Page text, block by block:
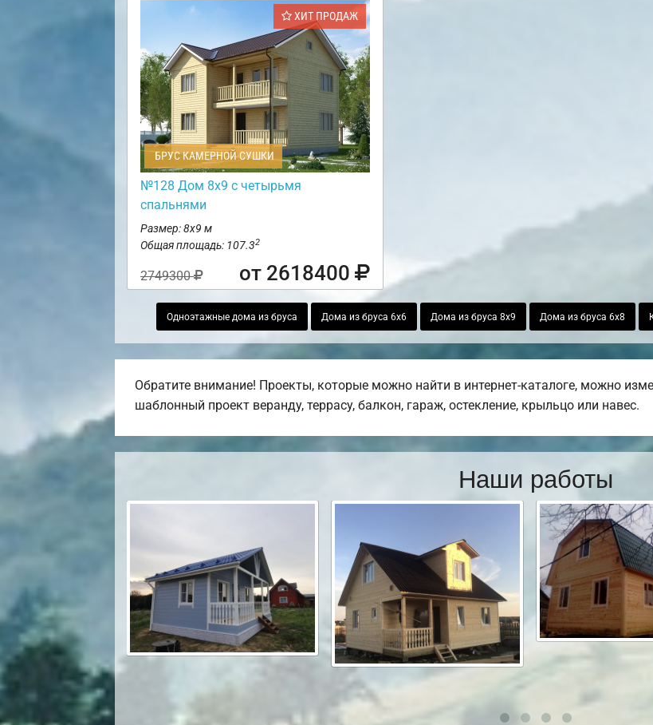
ХИТ ПРОДАЖ
БРУС КАМЕРНОЙ СУШКИ
№128 Дом 8х9 с четырьмя
спальнями
Размер: 8х9 м
Общая площадь: 107.32
2749300 от 2618400
Одноэтажные дома из бруса Дома из бруса 6х6 Дома из бруса 8х9 Дома из бруса 6х8
Обратите внимание! Проекты, которые можно найти в интернет-каталоге, можно
шаблонный проект веранду, террасу, балкон, гараж, остекление, крыльцо или навес.
Наши работы